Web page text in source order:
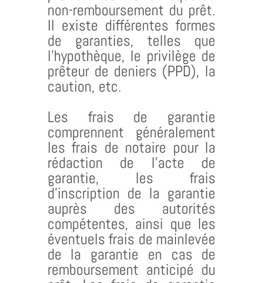
non-remboursement du prêt.
Il existe différentes formes
de garanties, telles que
l’hypothèque, le privilège de
prêteur de deniers (PPD), la
caution, etc.
Les frais de garantie
comprennent généralement
les frais de notaire pour la
rédaction de l’acte de
garantie, les frais
d’inscription de la garantie
auprès des autorités
compétentes, ainsi que les
éventuels frais de mainlevée
de la garantie en cas de
remboursement anticipé du